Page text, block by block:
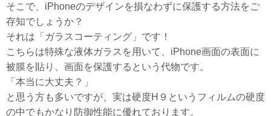
そこで、iPhoneのデザインを損なわずに保護する方法をご
存知でしょうか？
それは「ガラスコーティング」です！
こちらは特殊な液体ガラスを用いて、iPhone画面の表面に
被膜を貼り、画面を保護するという代物です。
「本当に大丈夫？」
と思う方も多いですが、実は硬度H９というフィルムの硬度
の中でもかなり防御性能に優れております。